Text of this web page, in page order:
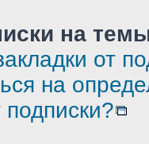
на
от
на
подписки?